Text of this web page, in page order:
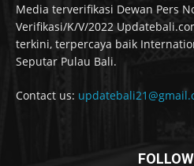
Media terverifikasi Dewan Pers
Verifikasi/K/V/2022
terkini, terpercaya baik
Seputar Pulau Bali.
Contact us: